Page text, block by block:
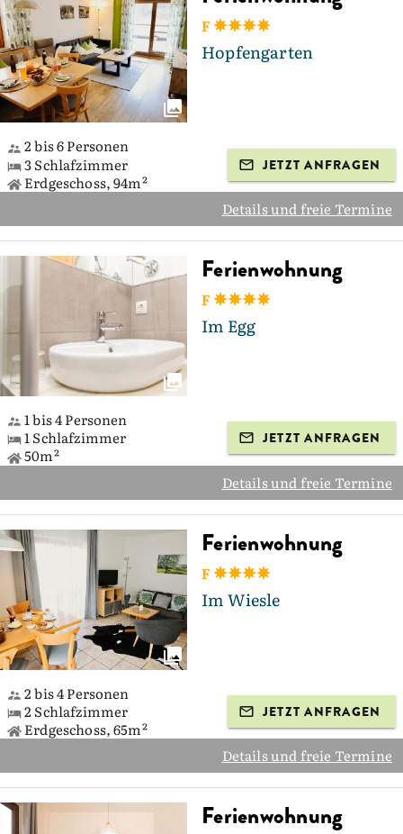
F
Hopfengarten
2 bis 6 Personen
3 Schlafzimmer
Erdgeschoss, 94m²
JETZT ANFRAGEN
Details und freie Termine
Ferienwohnung
F
Im Egg
1 bis 4 Personen
1 Schlafzimmer
50m²
JETZT ANFRAGEN
Details und freie Termine
Ferienwohnung
F
Im Wiesle
2 bis 4 Personen
2 Schlafzimmer
Erdgeschoss, 65m²
JETZT ANFRAGEN
Details und freie Termine
Ferienwohnung